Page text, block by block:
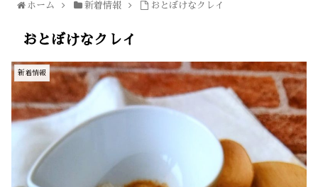
ホーム 新着情報 おとぼけなクレイ
おとぼけなクレイ
新着情報